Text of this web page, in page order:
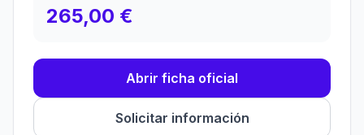
265,00 €
Abrir ficha oficial
Solicitar información